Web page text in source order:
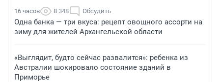
16 часов 8 348 Обсудить
Одна банка — три вкуса: рецепт овощного ассорти на
зиму для жителей Архангельской области
«Выглядит, будто сейчас развалится»: ребенка из
Австралии шокировало состояние зданий в
Приморье